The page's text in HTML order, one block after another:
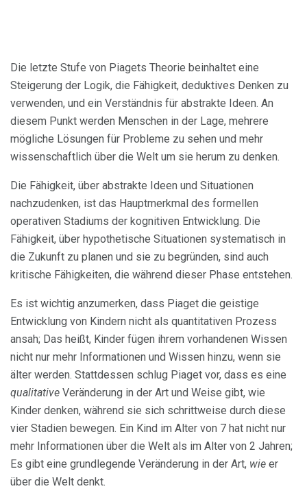
Die letzte Stufe von Piagets Theorie beinhaltet eine
Steigerung der Logik, die Fähigkeit, deduktives Denken zu
verwenden, und ein Verständnis für abstrakte Ideen. An
diesem Punkt werden Menschen in der Lage, mehrere
mögliche Lösungen für Probleme zu sehen und mehr
wissenschaftlich über die Welt um sie herum zu denken.
Die Fähigkeit, über abstrakte Ideen und Situationen
nachzudenken, ist das Hauptmerkmal des formellen
operativen Stadiums der kognitiven Entwicklung. Die
Fähigkeit, über hypothetische Situationen systematisch in
die Zukunft zu planen und sie zu begründen, sind auch
kritische Fähigkeiten, die während dieser Phase entstehen.
Es ist wichtig anzumerken, dass Piaget die geistige
Entwicklung von Kindern nicht als quantitativen Prozess
ansah; Das heißt, Kinder fügen ihrem vorhandenen Wissen
nicht nur mehr Informationen und Wissen hinzu, wenn sie
älter werden. Stattdessen schlug Piaget vor, dass es eine
qualitative Veränderung in der Art und Weise gibt, wie
Kinder denken, während sie sich schrittweise durch diese
vier Stadien bewegen. Ein Kind im Alter von 7 hat nicht nur
mehr Informationen über die Welt als im Alter von 2 Jahren;
Es gibt eine grundlegende Veränderung in der Art, wie er
über die Welt denkt.